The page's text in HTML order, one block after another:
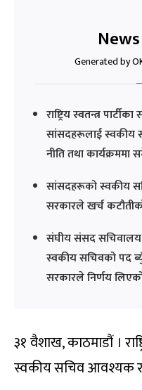
Generated by
राष्ट्रिय स्वतन्त्र
सांसदहरूलाई स्वकीय
नीति तथा कार्यक्रममा
सांसदहरूको स्वकीय
सरकारले खर्च
संघीय संसद सचिवालय
स्वकीय सचिवको पद
सरकारले निर्णय
३१ वैशाख, काठमाडौं ।
स्वकीय सचिव आवश्यक